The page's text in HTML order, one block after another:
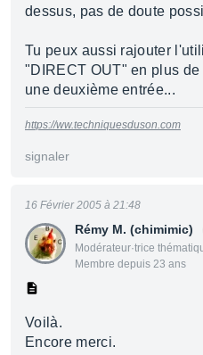
dessus, pas de doute
Tu peux aussi rajouter
"DIRECT OUT" en plus
une deuxième entrée...
https://ww.techniquesduson.com
signaler
Rémy M. (chimimic)
Modérateur·trice
Membre depuis 23 ans
16 Février 2005 à 21:48
Voilà.
Encore merci.